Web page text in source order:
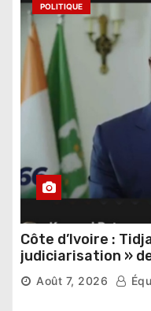
POLITIQUE
Côte d’Ivoire :
judiciarisation »
poursuivre
Août 7, 2026